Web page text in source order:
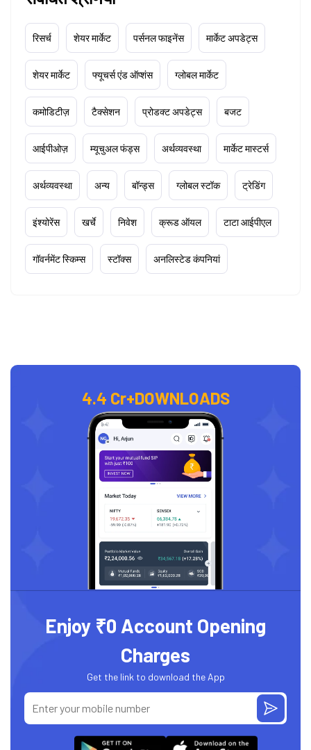
रिसर्च शेयर मार्केट पर्सनल फाइनेंस मार्केट अपडेट्स
शेयर मार्केट फ्यूचर्स एंड ऑप्शंस ग्लोबल मार्केट
कमोडिटीज़ टैक्सेशन प्रोडक्ट अपडेट्स बजट
आईपीओज़ म्यूचुअल फंड्स अर्थव्यवस्था मार्केट मास्टर्स
अर्थव्यवस्था अन्य बॉन्ड्स ग्लोबल स्टॉक ट्रेडिंग
इंश्योरेंस खर्चे निवेश क्रूड ऑयल टाटा आईपीएल
गॉवर्नमेंट स्किम्स स्टॉक्स अनलिस्टेड कंपनियां
4.4 Cr+DOWNLOADS
Enjoy ₹0 Account Opening
Charges
Get the link to download the App